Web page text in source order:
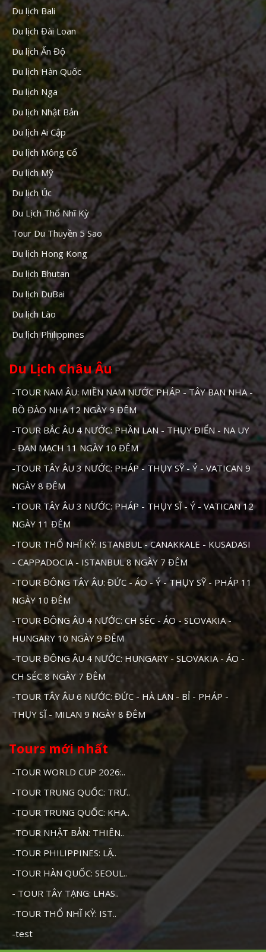
Du lịch Bali
Du lịch Đài Loan
Du lịch Ấn Độ
Du lịch Hàn Quốc
Du lịch Nga
Du lịch Nhật Bản
Du lịch Ai Cập
Du lịch Mông Cổ
Du lịch Mỹ
Du lịch Úc
Du Lịch Thổ Nhĩ Kỳ
Tour Du Thuyền 5 Sao
Du lịch Hong Kong
Du lịch Bhutan
Du lịch DuBai
Du lịch Lào
Du lịch Philippines
Du Lịch Châu Âu
-TOUR NAM ÂU: MIỀN NAM NƯỚC PHÁP - TÂY BAN NHA -
BỒ ĐÀO NHA 12 NGÀY 9 ĐÊM
-TOUR BẮC ÂU 4 NƯỚC: PHẦN LAN - THỤY ĐIỂN - NA UY
- ĐAN MẠCH 11 NGÀY 10 ĐÊM
-TOUR TÂY ÂU 3 NƯỚC: PHÁP - THỤY SỸ - Ý - VATICAN 9
NGÀY 8 ĐÊM
-TOUR TÂY ÂU 3 NƯỚC: PHÁP - THỤY SĨ - Ý - VATICAN 12
NGÀY 11 ĐÊM
-TOUR THỔ NHĨ KỲ: ISTANBUL - CANAKKALE - KUSADASI
- CAPPADOCIA - ISTANBUL 8 NGÀY 7 ĐÊM
-TOUR ĐÔNG TÂY ÂU: ĐỨC - ÁO - Ý - THỤY SỸ - PHÁP 11
NGÀY 10 ĐÊM
-TOUR ĐÔNG ÂU 4 NƯỚC: CH SÉC - ÁO - SLOVAKIA -
HUNGARY 10 NGÀY 9 ĐÊM
-TOUR ĐÔNG ÂU 4 NƯỚC: HUNGARY - SLOVAKIA - ÁO -
CH SÉC 8 NGÀY 7 ĐÊM
-TOUR TÂY ÂU 6 NƯỚC: ĐỨC - HÀ LAN - BỈ - PHÁP -
THỤY SĨ - MILAN 9 NGÀY 8 ĐÊM
Tours mới nhất
-TOUR WORLD CUP 2026:..
-TOUR TRUNG QUỐC: TRƯ..
-TOUR TRUNG QUỐC: KHA..
-TOUR NHẬT BẢN: THIÊN..
-TOUR PHILIPPINES: LẶ..
-TOUR HÀN QUỐC: SEOUL..
- TOUR TÂY TẠNG: LHAS..
-TOUR THỔ NHĨ KỲ: IST..
-test